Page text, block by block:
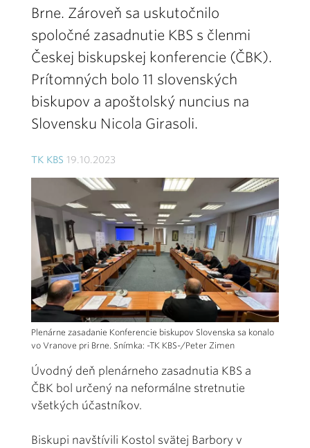
Brne. Zároveň sa uskutočnilo
spoločné zasadnutie KBS s členmi
Českej biskupskej konferencie (ČBK).
Prítomných bolo 11 slovenských
biskupov a apoštolský nuncius na
Slovensku Nicola Girasoli.
TK KBS 19.10.2023
Plenárne zasadanie Konferencie biskupov Slovenska sa konalo
vo Vranove pri Brne. Snímka: -TK KBS-/Peter Zimen
Úvodný deň plenárneho zasadnutia KBS a
ČBK bol určený na neformálne stretnutie
všetkých účastníkov.
Biskupi navštívili Kostol svätej Barbory v